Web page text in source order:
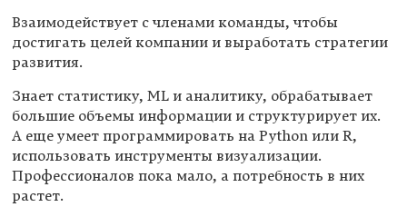
Взаимодействует с членами команды, чтобы
достигать целей компании и выработать стратегии
развития.
Знает статистику, ML и аналитику, обрабатывает
большие объемы информации и структурирует их.
А еще умеет программировать на Python или R,
использовать инструменты визуализации.
Профессионалов пока мало, а потребность в них
растет.